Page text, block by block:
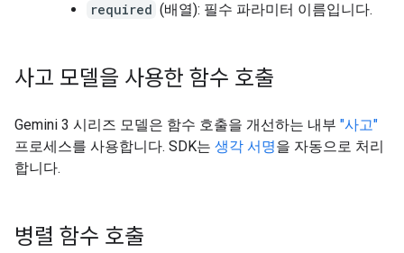
required (배열): 필수 파라미터 이름입니다.
사고 모델을 사용한 함수 호출
Gemini 3 시리즈 모델은 함수 호출을 개선하는 내부 "사고"
프로세스를 사용합니다. SDK는 생각 서명을 자동으로 처리
합니다.
병렬 함수 호출